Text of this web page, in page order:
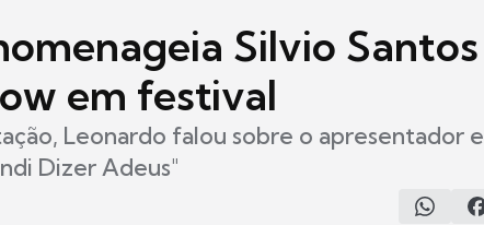
Silvio Santos
em festival
Leonardo falou sobre o apresentador e
Dizer Adeus"